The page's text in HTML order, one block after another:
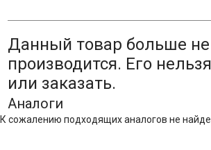
Данный товар больше не
производится. Его
или заказать.
Аналоги
К сожалению подходящих аналогов не